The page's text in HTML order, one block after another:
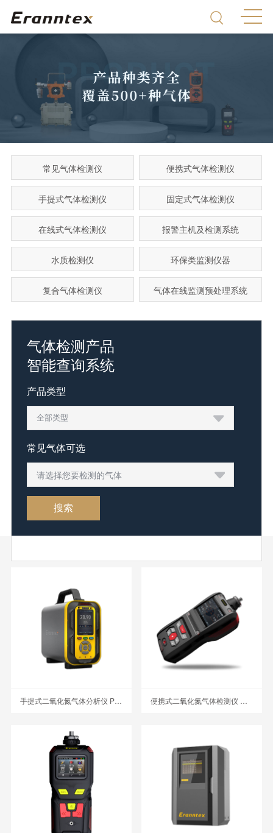
常见气体检测仪 便携式气体检测仪
手提式气体检测仪 固定式气体检测仪
在线式气体检测仪 报警主机及检测系统
水质检测仪 环保类监测仪器
复合气体检测仪 气体在线监测预处理系统
气体检测产品
智能查询系统
产品类型
常见气体可选
请选择您要检测的气体
搜索
手提式二氧化氮气体分析仪 PTM600-NO2 便携式二氧化氮气体检测仪 MS500-NO2